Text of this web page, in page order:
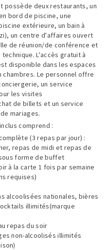
possède deux restaurants, un
bord de piscine, une
extérieure, un bain à
un centre d'affaires ouvert
de réunion/de conférence et
L'accès gratuit à
disponible dans les espaces
chambres. Le personnel offre
un service
les visites
de billets et un service
mariages.
comprend :
(3 repas par jour) :
repas de midi et repas de
forme de buffet
à la carte 1 fois par semaine
requises)
alcoolisées nationales, bières
illimités(marque
repas du soir
non-alcoolisés illimités